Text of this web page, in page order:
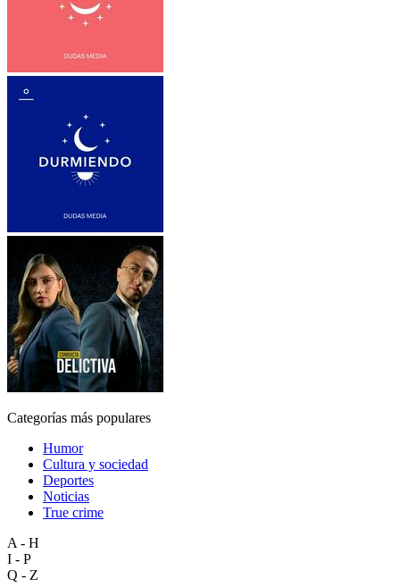
Categorías más populares
Humor
Cultura y sociedad
Deportes
Noticias
True crime
A - H
I - P
Q - Z